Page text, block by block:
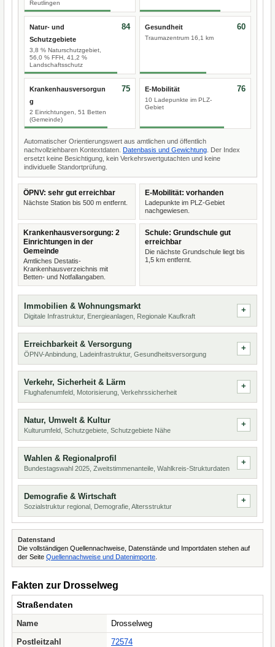
Reutlingen
Natur- und
Schutzgebiete
3,8 % Naturschutzgebiet,
56,0 % FFH, 41,2 %
Landschaftsschutz
84 Gesundheit
Traumazentrum 16,1 km
60
Krankenhausversorgun
g
2 Einrichtungen, 51 Betten
(Gemeinde)
75 E-Mobilität
10 Ladepunkte im PLZ-
Gebiet
76
Automatischer Orientierungswert aus amtlichen und öffentlich
nachvollziehbaren Kontextdaten. Datenbasis und Gewichtung . Der Index
ersetzt keine Besichtigung, kein Verkehrswertgutachten und keine
individuelle Standortprüfung.
ÖPNV: sehr gut erreichbar
Nächste Station bis 500 m entfernt.
E-Mobilität: vorhanden
Ladepunkte im PLZ-Gebiet
nachgewiesen.
Krankenhausversorgung: 2
Einrichtungen in der
Gemeinde
Amtliches Destatis-
Krankenhausverzeichnis mit
Betten- und Notfallangaben.
Schule: Grundschule gut
erreichbar
Die nächste Grundschule liegt bis
1,5 km entfernt.
Immobilien & Wohnungsmarkt
Digitale Infrastruktur, Energieanlagen, Regionale Kaufkraft
Erreichbarkeit & Versorgung
ÖPNV-Anbindung, Ladeinfrastruktur, Gesundheitsversorgung
Verkehr, Sicherheit & Lärm
Flughafenumfeld, Motorisierung, Verkehrssicherheit
Natur, Umwelt & Kultur
Kulturumfeld, Schutzgebiete, Schutzgebiete Nähe
Wahlen & Regionalprofil
Bundestagswahl 2025, Zweitstimmenanteile, Wahlkreis-Strukturdaten
Demografie & Wirtschaft
Sozialstruktur regional, Demografie, Altersstruktur
Datenstand
Die vollständigen Quellennachweise, Datenstände und Importdaten stehen auf
der Seite Quellennachweise und Datenimporte
Fakten zur Drosselweg
Straßendaten
Name
Drosselweg
Postleitzahl
72574